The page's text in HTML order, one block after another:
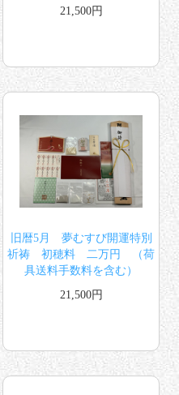
21,500円
旧暦5月 夢むすび開運特別
祈祷 初穂料 二万円 （荷
具送料手数料を含む）
21,500円